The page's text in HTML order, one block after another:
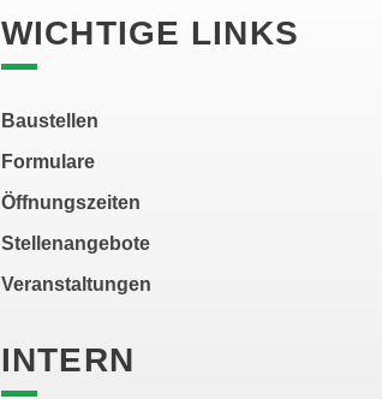
WICHTIGE LINKS
Baustellen
Formulare
Öffnungszeiten
Stellenangebote
Veranstaltungen
INTERN